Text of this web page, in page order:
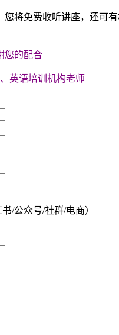
您将免费收听讲座，还可
您的配合
英语培训机构老师
/公众号/社群/电商）